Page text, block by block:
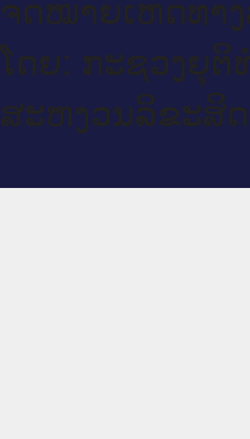
ໂດຍ: ກະ​ຊວງຍຸ​ຕິ​
ສະ​ຫງວນ​ລິ​ຂະ​ສິ